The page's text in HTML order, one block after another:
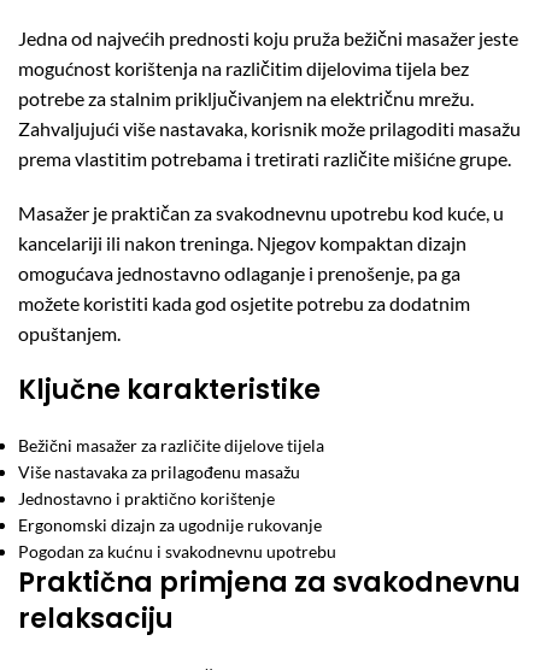
Jedna od najvećih prednosti koju pruža bežični masažer jeste
mogućnost korištenja na različitim dijelovima tijela bez
potrebe za stalnim priključivanjem na električnu mrežu.
Zahvaljujući više nastavaka, korisnik može prilagoditi masažu
prema vlastitim potrebama i tretirati različite mišićne grupe.
Masažer je praktičan za svakodnevnu upotrebu kod kuće, u
kancelariji ili nakon treninga. Njegov kompaktan dizajn
omogućava jednostavno odlaganje i prenošenje, pa ga
možete koristiti kada god osjetite potrebu za dodatnim
opuštanjem.
Ključne karakteristike
Bežični masažer za različite dijelove tijela
Više nastavaka za prilagođenu masažu
Jednostavno i praktično korištenje
Ergonomski dizajn za ugodnije rukovanje
Pogodan za kućnu i svakodnevnu upotrebu
Praktična primjena za svakodnevnu
relaksaciju